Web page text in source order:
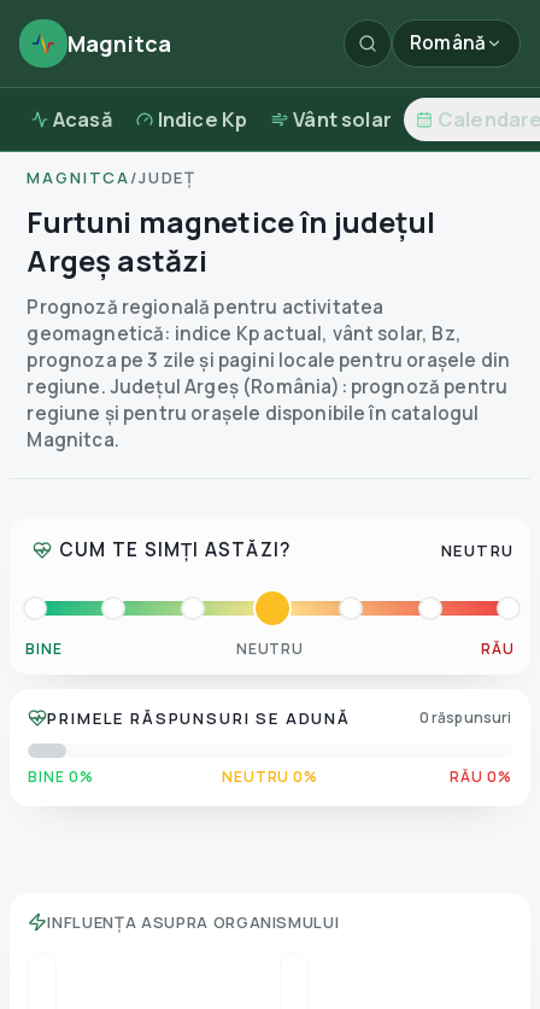
Magnitca Română
Acasă Indice Kp Vânt solar
MAGNITCA/JUDEȚ
Furtuni magnetice în județul
Argeș astăzi
Prognoză regională pentru activitatea
geomagnetică: indice Kp actual, vânt solar, Bz,
prognoza pe 3 zile și pagini locale pentru orașele din
regiune.Județul Argeș (România): prognoză pentru
regiune și pentru orașele disponibile în catalogul
Magnitca.
CUM TE SIMȚI ASTĂZI? NEUTRU
BINE NEUTRU RĂU
PRIMELE RĂSPUNSURI SE ADUNĂ 0 răspunsuri
BINE 0% NEUTRU 0% RĂU 0%
INFLUENȚA ASUPRA ORGANISMULUI